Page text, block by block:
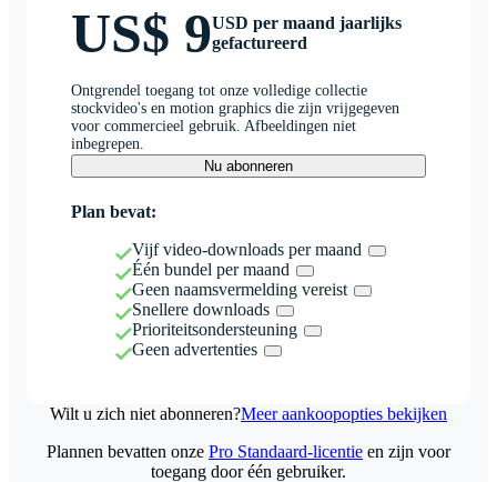
US$ 9USD per maand jaarlijks
gefactureerd
Ontgrendel toegang tot onze volledige collectie
stockvideo's en motion graphics die zijn vrijgegeven
voor commercieel gebruik. Afbeeldingen niet
inbegrepen.
Nu abonneren
Plan bevat:
Vijf video-downloads per maand
Één bundel per maand
Geen naamsvermelding vereist
Snellere downloads
Prioriteitsondersteuning
Geen advertenties
Wilt u zich niet abonneren?Meer aankoopopties bekijken
Plannen bevatten onze Pro Standaard-licentie en zijn voor
toegang door één gebruiker.